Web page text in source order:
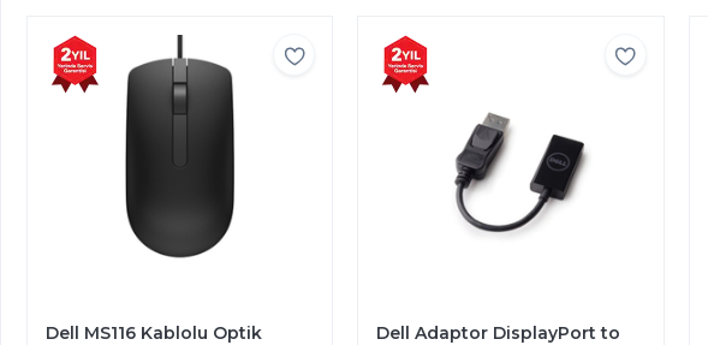
Dell Adaptor DisplayPort to
Dell KB216 Kablolu Multimedia